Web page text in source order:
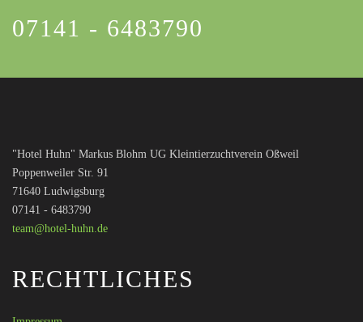
07141 - 6483790
"Hotel Huhn" Markus Blohm UG Kleintierzuchtverein Oßweil
Poppenweiler Str. 91
71640 Ludwigsburg
07141 - 6483790
team@hotel-huhn.de
RECHTLICHES